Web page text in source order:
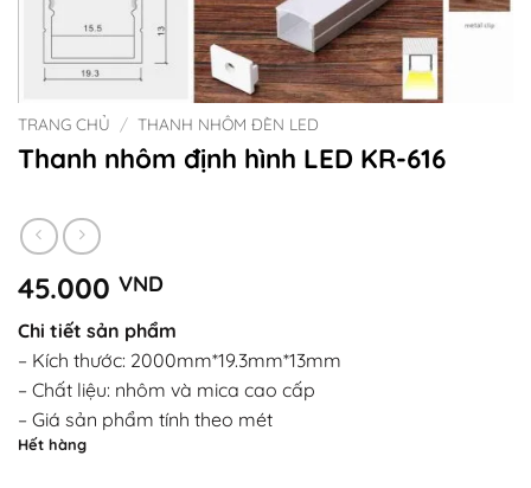
TRANG CHỦ / THANH NHÔM ĐÈN LED
Thanh nhôm định hình LED KR-616
45.000 VND
Chi tiết sản phẩm
– Kích thước: 2000mm*19.3mm*13mm
– Chất liệu: nhôm và mica cao cấp
– Giá sản phẩm tính theo mét
Hết hàng